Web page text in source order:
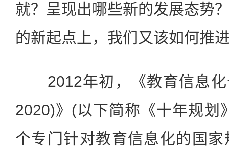
就？呈现出哪些新的发展态势
的新起点上，我们又该如何推
2012年初，《教育信息化
2020)》(以下简称《十年规划
个专门针对教育信息化的国